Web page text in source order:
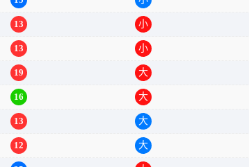
15 小
13 小
13 小
19 大
16 大
13 大